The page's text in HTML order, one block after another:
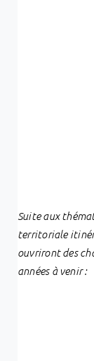
Suite aux
territoriale
ouvriront des
années à venir :